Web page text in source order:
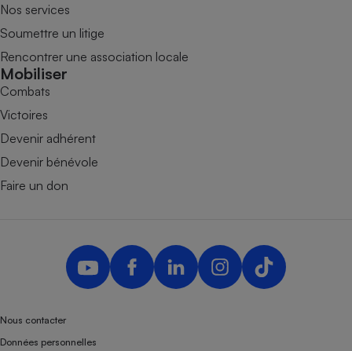
Nos services
Soumettre un litige
Rencontrer une association locale
Mobiliser
Combats
Victoires
Devenir adhérent
Devenir bénévole
Faire un don
Nous contacter
Données personnelles